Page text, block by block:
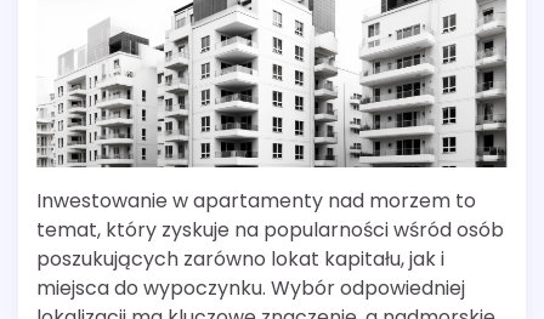
Inwestowanie w apartamenty nad morzem to
temat, który zyskuje na popularności wśród osób
poszukujących zarówno lokat kapitału, jak i
miejsca do wypoczynku. Wybór odpowiedniej